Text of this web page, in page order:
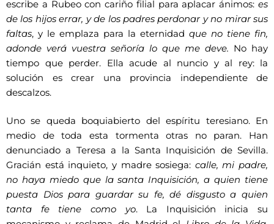
escribe a Rubeo con cariño filial para aplacar ánimos: es
de los hijos errar, y de los padres perdonar y no mirar sus
faltas, y le emplaza para la eternidad que no tiene fin,
adonde verá vuestra señoría lo que me deve. No hay
tiempo que perder. Ella acude al nuncio y al rey: la
solución es crear una provincia independiente de
descalzos.
Uno se queda boquiabierto del espíritu teresiano. En
medio de toda esta tormenta otras no paran. Han
denunciado a Teresa a la Santa Inquisición de Sevilla.
Gracián está inquieto, y madre sosiega: calle, mi padre,
no haya miedo que la santa Inquisición, a quien tiene
puesta Dios para guardar su fe, dé disgusto a quien
tanta fe tiene como yo. La Inquisición inicia su